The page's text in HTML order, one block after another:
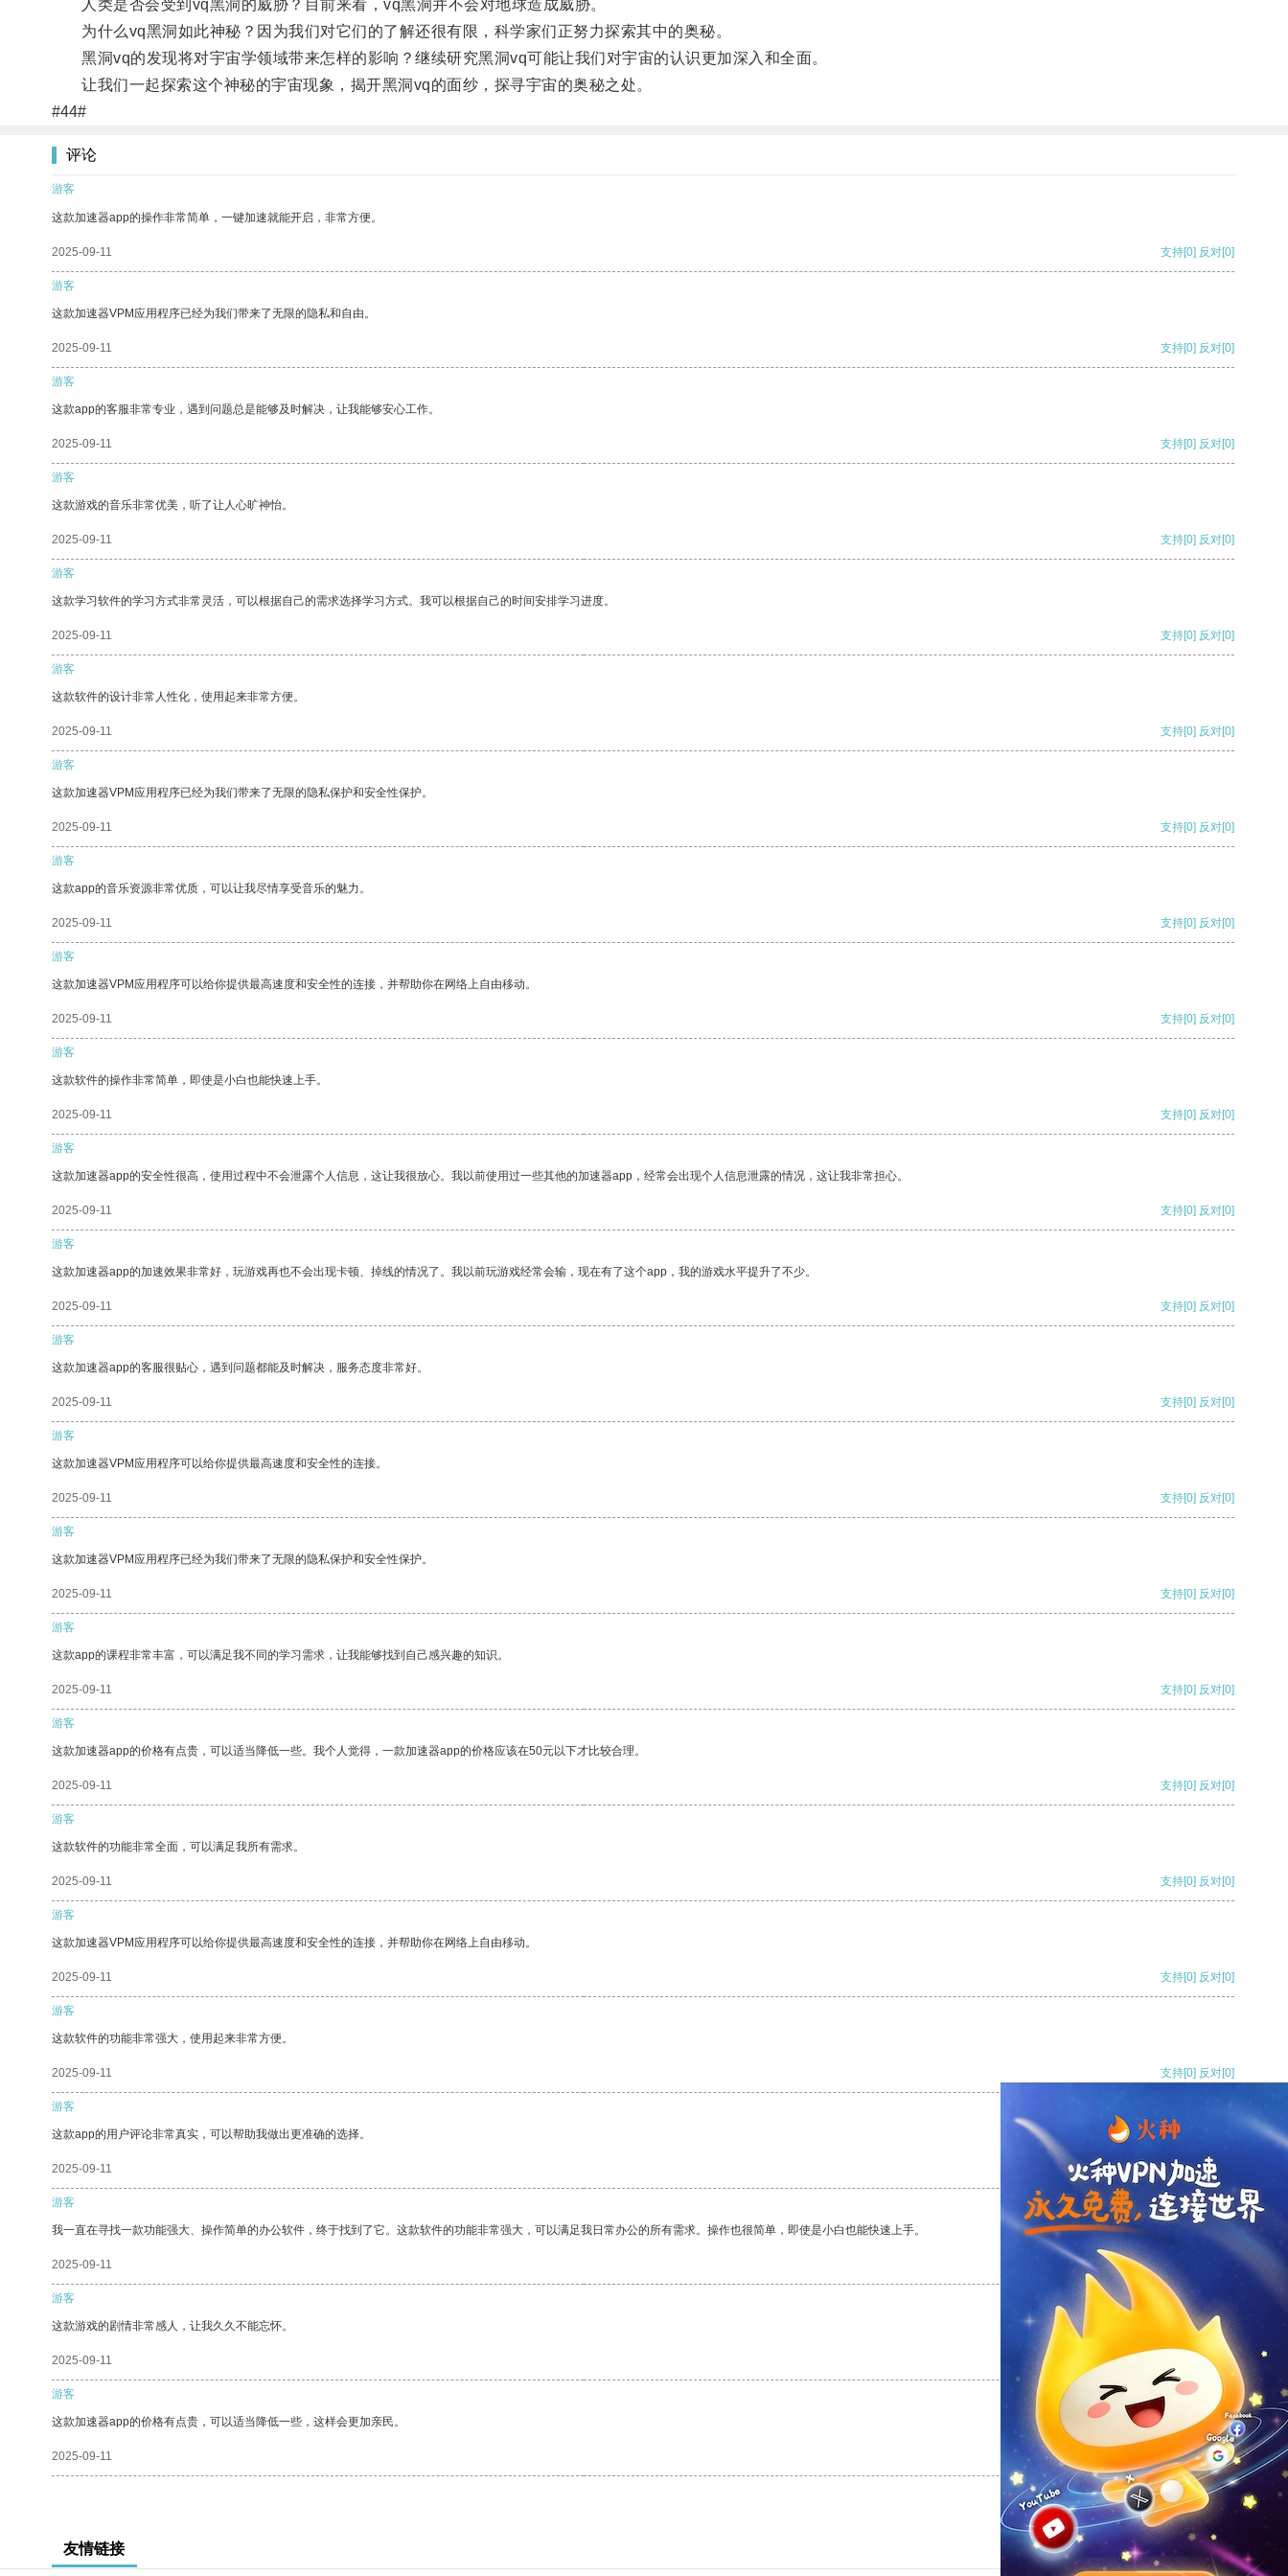
人类是否会受到vq黑洞的威胁？目前来看，vq黑洞并不会对地球造成威胁。
为什么vq黑洞如此神秘？因为我们对它们的了解还很有限，科学家们正努力探索其中的奥秘。
黑洞vq的发现将对宇宙学领域带来怎样的影响？继续研究黑洞vq可能让我们对宇宙的认识更加深入和全面。
让我们一起探索这个神秘的宇宙现象，揭开黑洞vq的面纱，探寻宇宙的奥秘之处。
#44#
评论
游客
这款加速器app的操作非常简单，一键加速就能开启，非常方便。
2025-09-11 支持[0] 反对[0]
游客
这款加速器VPM应用程序已经为我们带来了无限的隐私和自由。
2025-09-11 支持[0] 反对[0]
游客
这款app的客服非常专业，遇到问题总是能够及时解决，让我能够安心工作。
2025-09-11 支持[0] 反对[0]
游客
这款游戏的音乐非常优美，听了让人心旷神怡。
2025-09-11 支持[0] 反对[0]
游客
这款学习软件的学习方式非常灵活，可以根据自己的需求选择学习方式。我可以根据自己的时间安排学习进度。
2025-09-11 支持[0] 反对[0]
游客
这款软件的设计非常人性化，使用起来非常方便。
2025-09-11 支持[0] 反对[0]
游客
这款加速器VPM应用程序已经为我们带来了无限的隐私保护和安全性保护。
2025-09-11 支持[0] 反对[0]
游客
这款app的音乐资源非常优质，可以让我尽情享受音乐的魅力。
2025-09-11 支持[0] 反对[0]
游客
这款加速器VPM应用程序可以给你提供最高速度和安全性的连接，并帮助你在网络上自由移动。
2025-09-11 支持[0] 反对[0]
游客
这款软件的操作非常简单，即使是小白也能快速上手。
2025-09-11 支持[0] 反对[0]
游客
这款加速器app的安全性很高，使用过程中不会泄露个人信息，这让我很放心。我以前使用过一些其他的加速器app，经常会出现个人信息泄露的情况，这让我非常担心。
2025-09-11 支持[0] 反对[0]
游客
这款加速器app的加速效果非常好，玩游戏再也不会出现卡顿、掉线的情况了。我以前玩游戏经常会输，现在有了这个app，我的游戏水平提升了不少。
2025-09-11 支持[0] 反对[0]
游客
这款加速器app的客服很贴心，遇到问题都能及时解决，服务态度非常好。
2025-09-11 支持[0] 反对[0]
游客
这款加速器VPM应用程序可以给你提供最高速度和安全性的连接。
2025-09-11 支持[0] 反对[0]
游客
这款加速器VPM应用程序已经为我们带来了无限的隐私保护和安全性保护。
2025-09-11 支持[0] 反对[0]
游客
这款app的课程非常丰富，可以满足我不同的学习需求，让我能够找到自己感兴趣的知识。
2025-09-11 支持[0] 反对[0]
游客
这款加速器app的价格有点贵，可以适当降低一些。我个人觉得，一款加速器app的价格应该在50元以下才比较合理。
2025-09-11 支持[0] 反对[0]
游客
这款软件的功能非常全面，可以满足我所有需求。
2025-09-11 支持[0] 反对[0]
游客
这款加速器VPM应用程序可以给你提供最高速度和安全性的连接，并帮助你在网络上自由移动。
2025-09-11 支持[0] 反对[0]
游客
这款软件的功能非常强大，使用起来非常方便。
2025-09-11 支持[0] 反对[0]
游客
这款app的用户评论非常真实，可以帮助我做出更准确的选择。
2025-09-11 支持[0] 反对
游客
我一直在寻找一款功能强大、操作简单的办公软件，终于找到了它。这款软件的功能非常强大，可以满足我日常办公的所有需求。操作也很简单，即使是小白也能快速上手。
2025-09-11 支持
游客
这款游戏的剧情非常感人，让我久久不能忘怀。
2025-09-11 反对 [0]
游客
这款加速器app的价格有点贵，可以适当降低一些，这样会更加亲民。
2025-09-11 支持[0] 反对[0]
友情链接